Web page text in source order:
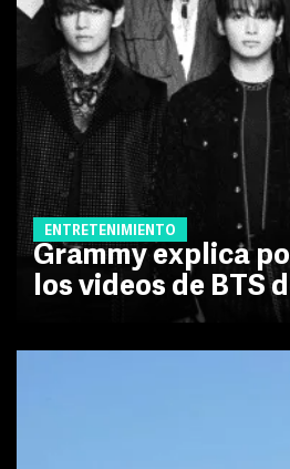
ENTRETENIMIENTO
Grammy explica
los videos de BTS